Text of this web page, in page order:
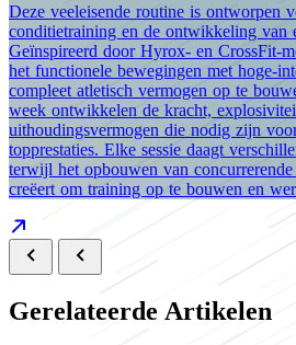
Deze veeleisende routine is ontworpen
conditietraining en de ontwikkeling van
Geïnspireerd door Hyrox- en CrossFit-
het functionele bewegingen met hoge-
compleet atletisch vermogen op te
week ontwikkelen de kracht,
uithoudingsvermogen die nodig zijn
topprestaties. Elke sessie daagt
terwijl het opbouwen van
creëert om training op te bouwen en
Gerelateerde Artikelen